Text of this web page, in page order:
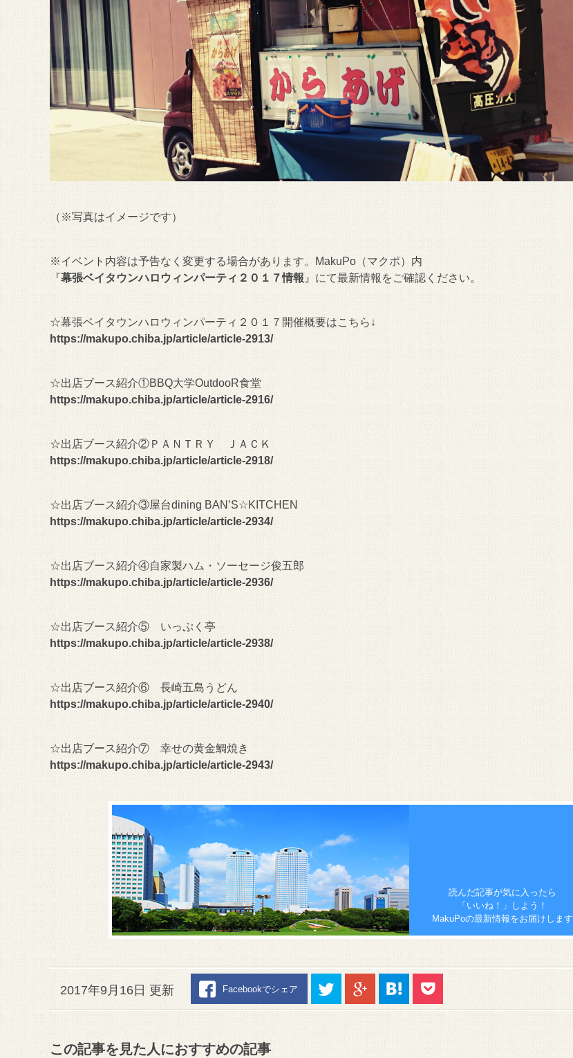
（※写真はイメージです）
※イベント内容は予告なく変更する場合があります。MakuPo（マクポ）内
『幕張ベイタウンハロウィンパーティ２０１７情報 』にて最新情報をご確認ください。
☆幕張ベイタウンハロウィンパーティ２０１７開催概要はこちら↓
https://makupo.chiba.jp/article/article-2913/
☆出店ブース紹介①BBQ大学OutdooR食堂
https://makupo.chiba.jp/article/article-2916/
☆出店ブース紹介②ＰＡＮＴＲＹ ＪＡＣＫ
https://makupo.chiba.jp/article/article-2918/
☆出店ブース紹介③屋台dining BAN’S☆KITCHEN
https://makupo.chiba.jp/article/article-2934/
☆出店ブース紹介④自家製ハム・ソーセージ俊五郎
https://makupo.chiba.jp/article/article-2936/
☆出店ブース紹介⑤ いっぷく亭
https://makupo.chiba.jp/article/article-2938/
☆出店ブース紹介⑥ 長崎五島うどん
https://makupo.chiba.jp/article/article-2940/
☆出店ブース紹介⑦ 幸せの黄金鯛焼き
https://makupo.chiba.jp/article/article-2943/
読んだ記事が気に入ったら
「いいね！」しよう！
MakuPoの最新情報をお届けします
2017年9月16日 更新 Facebookでシェア
この記事を見た人におすすめの記事